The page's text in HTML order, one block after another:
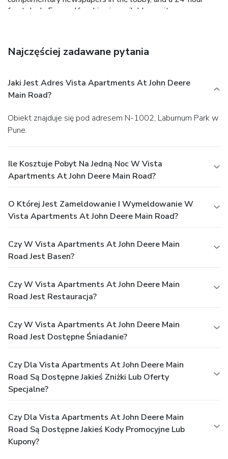
front desk. Free self parking is available onsite.
Najczęściej zadawane pytania
Jaki Jest Adres Vista Apartments At John Deere
Main Road?
Obiekt znajduje się pod adresem N-1002, Laburnum Park w
Pune.
Ile Kosztuje Pobyt Na Jedną Noc W Vista
Apartments At John Deere Main Road?
O Której Jest Zameldowanie I Wymeldowanie W
Vista Apartments At John Deere Main Road?
Czy W Vista Apartments At John Deere Main
Road Jest Basen?
Czy W Vista Apartments At John Deere Main
Road Jest Restauracja?
Czy W Vista Apartments At John Deere Main
Road Jest Dostępne Śniadanie?
Czy Dla Vista Apartments At John Deere Main
Road Są Dostępne Jakieś Zniżki Lub Oferty
Specjalne?
Czy Dla Vista Apartments At John Deere Main
Road Są Dostępne Jakieś Kody Promocyjne Lub
Kupony?